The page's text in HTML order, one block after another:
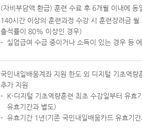
(자비부담액 환급) 훈련 수료 후 6개월 이내에 동
140시간 이상의 훈련과정 수강 시 훈련장려금
출석률이 80% 이상인 경우)
실업급여 수급 중이거나 소득이 있는 경우 등
국민내일배움계좌 지원 한도 외 디지털 기초역
추가 지원
K-디지털 기초역량훈련 최초 수강일부터 유효
유효기간과 별도)
유효기간 1년(기존 국민내일배움카드 유효기